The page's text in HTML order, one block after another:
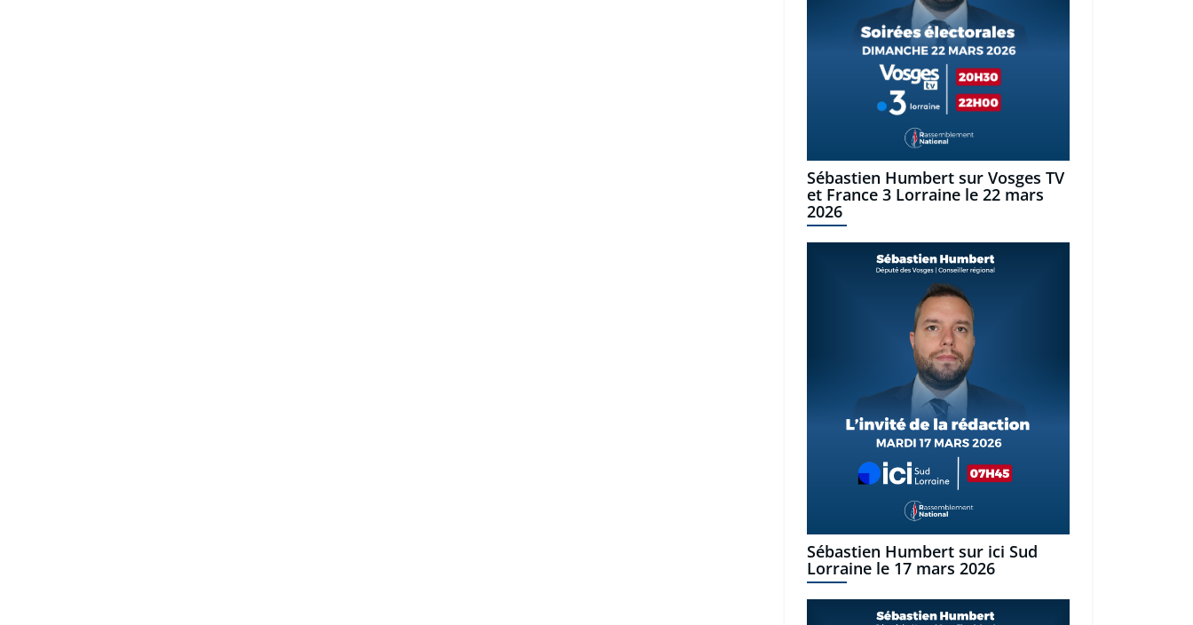
Sébastien Humbert sur Vosges TV
et France 3 Lorraine le 22 mars
2026
Sébastien Humbert sur ici Sud
Lorraine le 17 mars 2026